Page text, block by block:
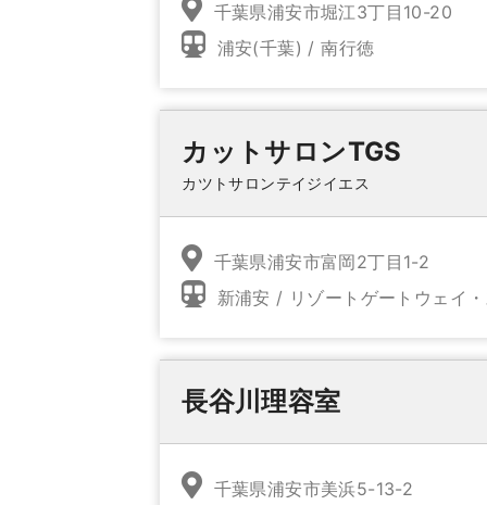
千葉県浦安市堀江3丁目10-20
浦安(千葉) / 南行徳
カットサロンTGS
カツトサロンテイジイエス
千葉県浦安市富岡2丁目1-2
新浦安 / リゾートゲートウェイ
長谷川理容室
千葉県浦安市美浜5-13-2